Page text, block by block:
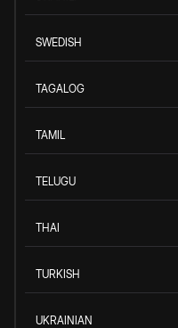
SWEDISH
TAGALOG
TAMIL
TELUGU
THAI
TURKISH
UKRAINIAN